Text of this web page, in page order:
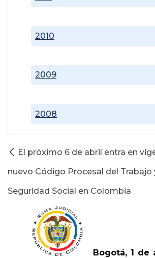
2008
2009
2010
El próximo 6 de abril entra en
nuevo Código Procesal del Trabajo
Seguridad Social en Colombia
Bogotá, 1 de